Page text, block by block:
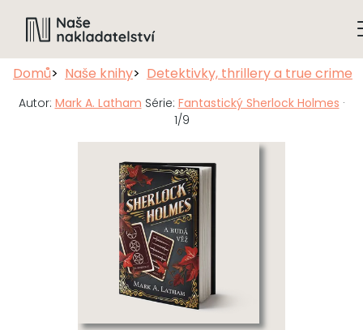
Domů Naše knihy Detektivky, thrillery a true crime
Autor: Mark A. Latham Série: Fantastický Sherlock Holmes ·
1/9